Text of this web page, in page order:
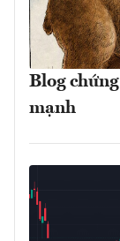
Blog
mạnh